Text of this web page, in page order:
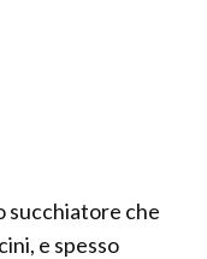
succhiatore che
e spesso